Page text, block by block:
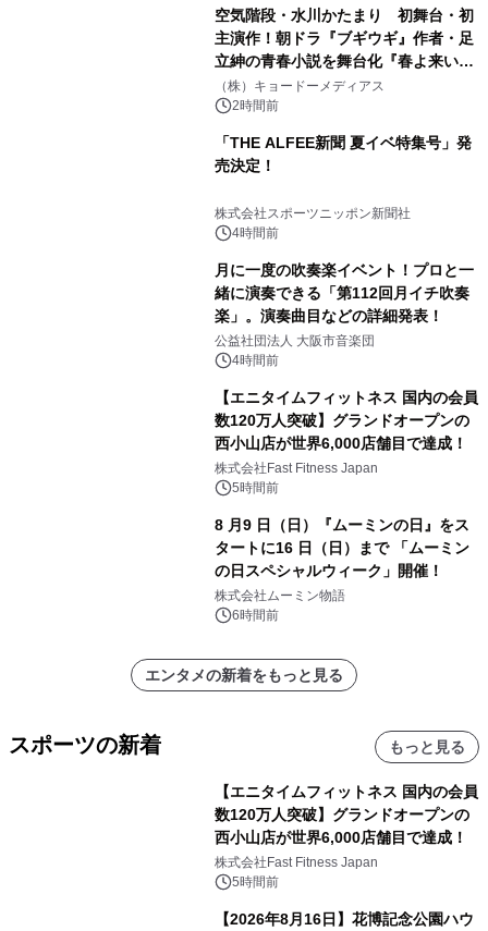
空気階段・水川かたまり 初舞台・初
主演作！朝ドラ『ブギウギ』作者・足
立紳の青春小説を舞台化『春よ来い、
マジで来い』キービジュアル解禁！
（株）キョードーメディアス
2時間前
「THE ALFEE新聞 夏イベ特集号」発
売決定！
株式会社スポーツニッポン新聞社
4時間前
月に一度の吹奏楽イベント！プロと一
緒に演奏できる「第112回月イチ吹奏
楽」。演奏曲目などの詳細発表！
公益社団法人 大阪市音楽団
4時間前
【エニタイムフィットネス 国内の会員
数120万人突破】グランドオープンの
西小山店が世界6,000店舗目で達成！
株式会社Fast Fitness Japan
5時間前
8 月9 日（日）『ムーミンの日』をス
タートに16 日（日）まで 「ムーミン
の日スペシャルウィーク」開催！
株式会社ムーミン物語
6時間前
エンタメの新着をもっと見る
スポーツの新着 もっと見る
【エニタイムフィットネス 国内の会員
数120万人突破】グランドオープンの
西小山店が世界6,000店舗目で達成！
株式会社Fast Fitness Japan
5時間前
【2026年8月16日】花博記念公園ハウ